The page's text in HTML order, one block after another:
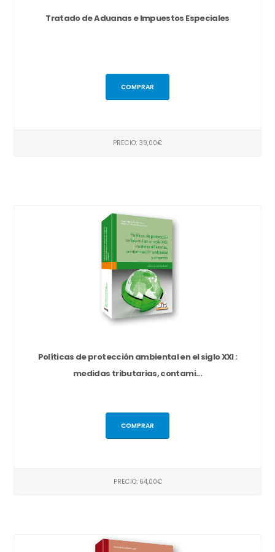
Tratado de Aduanas e Impuestos Especiales
COMPRAR
PRECIO: 39,00€
Políticas de protección ambiental en el siglo XXI :
medidas tributarias, contami...
COMPRAR
PRECIO: 64,00€